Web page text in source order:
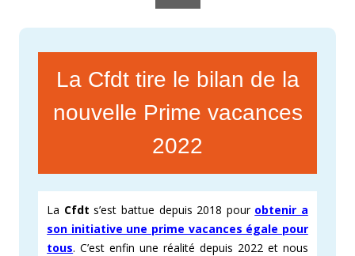
La Cfdt tire le bilan de la
nouvelle Prime vacances
2022
La Cfdts’est battue depuis 2018 pour obtenir a
son initiative une prime vacances égale pour
tous. C’est enfin une réalité depuis 2022 et nous